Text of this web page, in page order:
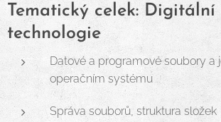
Tematický celek: Digitální
technologie
Datové a programové soubory a
operačním systému
Správa souborů, struktura složek